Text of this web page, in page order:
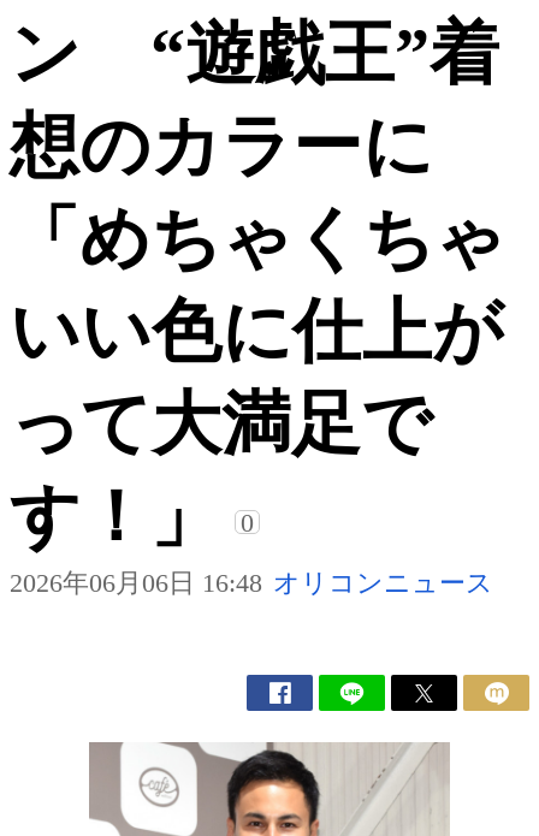
ン “遊戯王”着
想のカラーに
「めちゃくちゃ
いい色に仕上が
って大満足で
す！」
0
2026年06月06日 16:48 オリコンニュース